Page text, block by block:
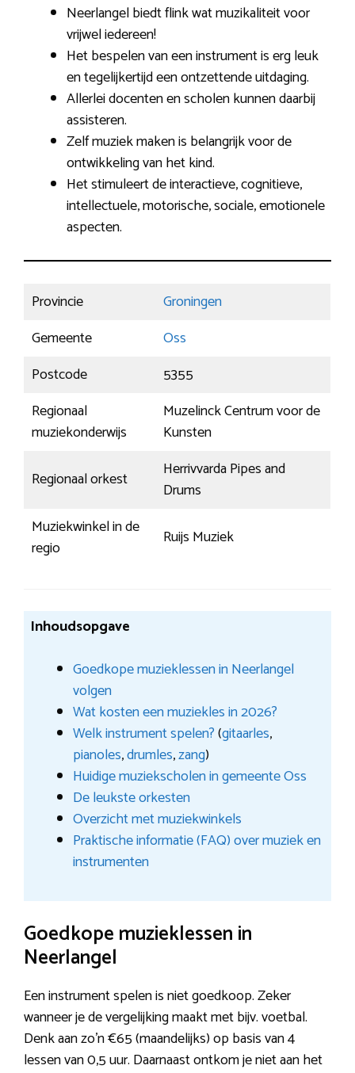
Neerlangel biedt flink wat muzikaliteit voor
vrijwel iedereen!
Het bespelen van een instrument is erg leuk
en tegelijkertijd een ontzettende uitdaging.
Allerlei docenten en scholen kunnen daarbij
assisteren.
Zelf muziek maken is belangrijk voor de
ontwikkeling van het kind.
Het stimuleert de interactieve, cognitieve,
intellectuele, motorische, sociale, emotionele
aspecten.
Provincie
Groningen
Gemeente
Oss
Postcode
5355
Regionaal
muziekonderwijs
Muzelinck Centrum voor de
Kunsten
Regionaal orkest
Herrivvarda Pipes and
Drums
Muziekwinkel in de
regio
Ruijs Muziek
Inhoudsopgave
Goedkope muzieklessen in Neerlangel
volgen
Wat kosten een muziekles in 2026?
Welk instrument spelen?(gitaarles,
pianoles,drumles,zang)
Huidige muziekscholen in gemeente Oss
De leukste orkesten
Overzicht met muziekwinkels
Praktische informatie (FAQ) over muziek en
instrumenten
Goedkope muzieklessen in
Neerlangel
Een instrument spelen is niet goedkoop. Zeker
wanneer je de vergelijking maakt met bijv. voetbal.
Denk aan zo’n €65 (maandelijks) op basis van 4
lessen van 0,5 uur. Daarnaast ontkom je niet aan het